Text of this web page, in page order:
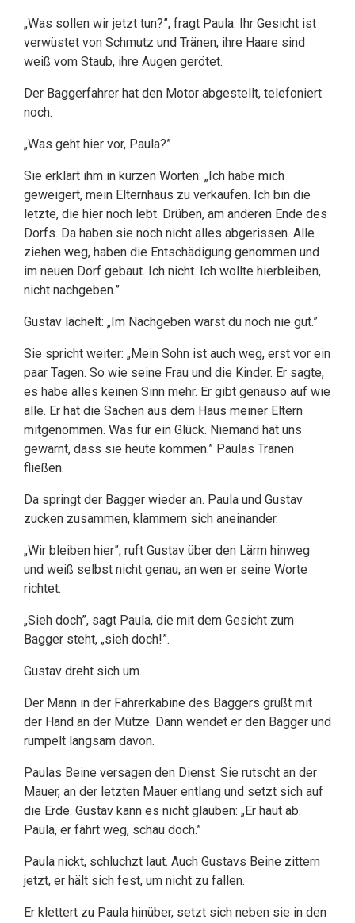
„Was sollen wir jetzt tun?”, fragt Paula. Ihr Gesicht ist
verwüstet von Schmutz und Tränen, ihre Haare sind
weiß vom Staub, ihre Augen gerötet.
Der Baggerfahrer hat den Motor abgestellt, telefoniert
noch.
„Was geht hier vor, Paula?”
Sie erklärt ihm in kurzen Worten: „Ich habe mich
geweigert, mein Elternhaus zu verkaufen. Ich bin die
letzte, die hier noch lebt. Drüben, am anderen Ende des
Dorfs. Da haben sie noch nicht alles abgerissen. Alle
ziehen weg, haben die Entschädigung genommen und
im neuen Dorf gebaut. Ich nicht. Ich wollte hierbleiben,
nicht nachgeben.”
Gustav lächelt: „Im Nachgeben warst du noch nie gut.”
Sie spricht weiter: „Mein Sohn ist auch weg, erst vor ein
paar Tagen. So wie seine Frau und die Kinder. Er sagte,
es habe alles keinen Sinn mehr. Er gibt genauso auf wie
alle. Er hat die Sachen aus dem Haus meiner Eltern
mitgenommen. Was für ein Glück. Niemand hat uns
gewarnt, dass sie heute kommen.” Paulas Tränen
fließen.
Da springt der Bagger wieder an. Paula und Gustav
zucken zusammen, klammern sich aneinander.
„Wir bleiben hier”, ruft Gustav über den Lärm hinweg
und weiß selbst nicht genau, an wen er seine Worte
richtet.
„Sieh doch”, sagt Paula, die mit dem Gesicht zum
Bagger steht, „sieh doch!”.
Gustav dreht sich um.
Der Mann in der Fahrerkabine des Baggers grüßt mit
der Hand an der Mütze. Dann wendet er den Bagger und
rumpelt langsam davon.
Paulas Beine versagen den Dienst. Sie rutscht an der
Mauer, an der letzten Mauer entlang und setzt sich auf
die Erde. Gustav kann es nicht glauben: „Er haut ab.
Paula, er fährt weg, schau doch.”
Paula nickt, schluchzt laut. Auch Gustavs Beine zittern
jetzt, er hält sich fest, um nicht zu fallen.
Er klettert zu Paula hinüber, setzt sich neben sie in den